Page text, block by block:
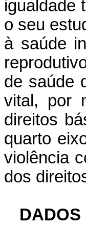
igualdade
o seu
à saúde
de saúde
vital, por
direitos
quarto
violência
dos
DADOS